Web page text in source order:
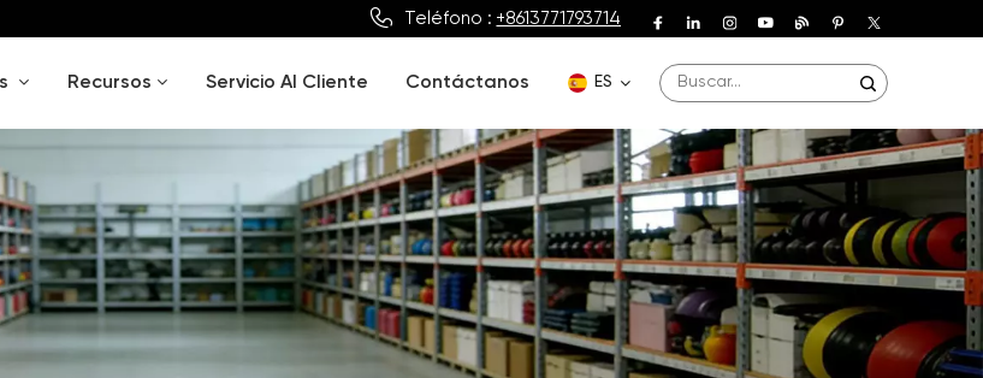
Teléfono : +8613771793714
Recursos Servicio Al Cliente Contáctanos ES
English
Deutsch
Español
Français